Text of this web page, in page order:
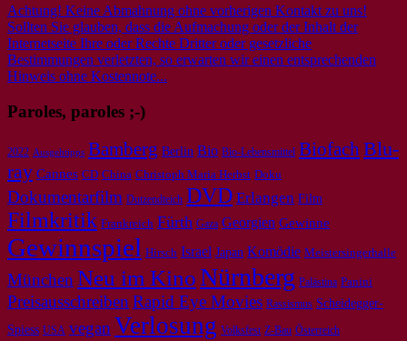
Achtung! Keine Abmahnung ohne vorherigen Kontakt zu uns!
Sollten Sie glauben, dass die Aufmachung oder der Inhalt der
Internetseite Ihre oder Rechte Dritter oder gesetzliche
Bestimmungen verletzten, so erwarten wir einen entsprechenden
Hinweis ohne Kostennote...
Paroles, paroles ;-)
2022 Ausgehtipps Bamberg Berlin Bio Bio-Lebensmittel Biofach Blu-
ray Cannes CD China Christoph Maria Herbst Doku
Dokumentarfilm Dutzendteich DVD Erlangen Film
Filmkritik Frankreich Fürth Gaza Georgien Gewinne
Gewinnspiel Hirsch Israel Japan Komödie Meistersingerhalle
München Neu im KinoNürnberg Palästina Panini
Preisausschreiben Rapid Eye Movies Rassismus Scheidegger-
Spiess USA vegan Verlosung Volksfest Z-Bau Österreich